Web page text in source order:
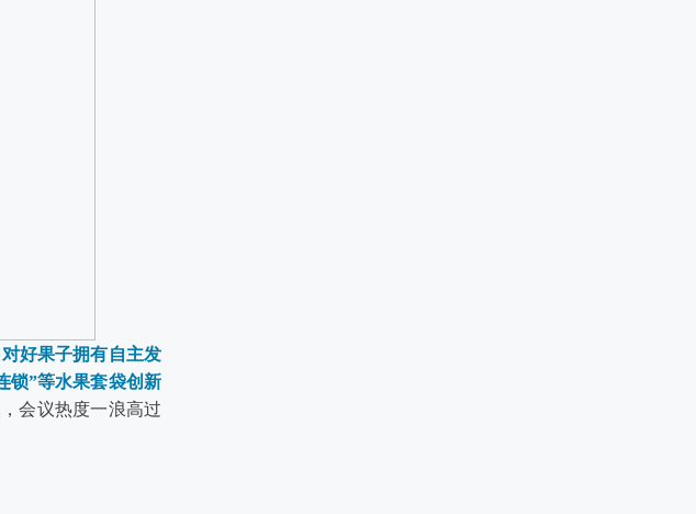
好果子拥有自主发
锁”等水果套袋创新
会议热度一浪高过